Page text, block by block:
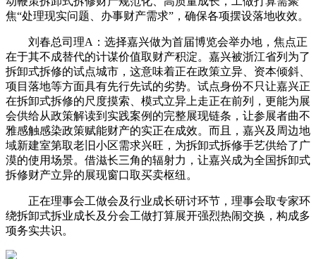
焦“处理现实问题、办事财产需求”，确保各项摆设落地收效。
刘春总司理A：选择嘉兴做为首届博览会举办地，焦点正
在于其不成替代的计谋价值取财产积淀。嘉兴被浙江省列为了
拆卸式拆修的试点城市，这意味着正在政策立异、资本倾斜、
项目落地等方面具有先行先试的劣势。试点身份不只让嘉兴正
在拆卸式拆修的尺度摸索、模式立异上走正在前列，更能为展
会供给从政策解读到实践案例的完整展现链条，让参展者曲不
雅感触感染政策赋能财产的实正在成效。而且，嘉兴及周边地
域新建室第取老旧小区需求兴旺，为拆卸式拆修手艺供给了广
漠的使用场景。借滋长三角的辐射力，让嘉兴成为全国拆卸式
拆修财产立异的展现窗口取买卖枢纽。
正在理事会工做会及行业成长研讨环节，理事会取专家环
绕拆卸式拆业成长及分会工做打算展开强烈热闹交换，构成多
项务实共识。